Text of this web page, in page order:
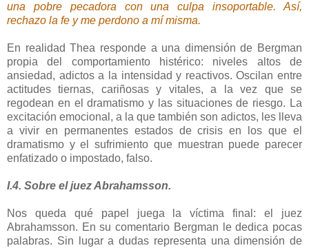
una pobre pecadora con una culpa insoportable. Así,
rechazo la fe y me perdono a mí misma.
En realidad Thea responde a una dimensión de Bergman
propia del comportamiento histérico: niveles altos de
ansiedad, adictos a la intensidad y reactivos. Oscilan entre
actitudes tiernas, cariñosas y vitales, a la vez que se
regodean en el dramatismo y las situaciones de riesgo. La
excitación emocional, a la que también son adictos, les lleva
a vivir en permanentes estados de crisis en los que el
dramatismo y el sufrimiento que muestran puede parecer
enfatizado o impostado, falso.
I.4. Sobre el juez Abrahamsson.
Nos queda qué papel juega la víctima final: el juez
Abrahamsson. En su comentario Bergman le dedica pocas
palabras. Sin lugar a dudas representa una dimensión de